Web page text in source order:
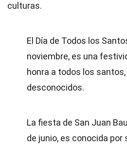
culturas.
El Día de Todos los
noviembre, es una
honra a todos los
desconocidos.
La fiesta de San Juan
de junio, es conocida por